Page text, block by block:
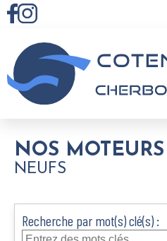
NOS MOTEURS
NEUFS
Recherche par mot(s) clé(s) :